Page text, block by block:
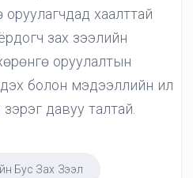
хаалттай
зах зээлийн
оруулалтын
болон мэдээллийн ил
давуу талтай.
Бус Зах Зээл